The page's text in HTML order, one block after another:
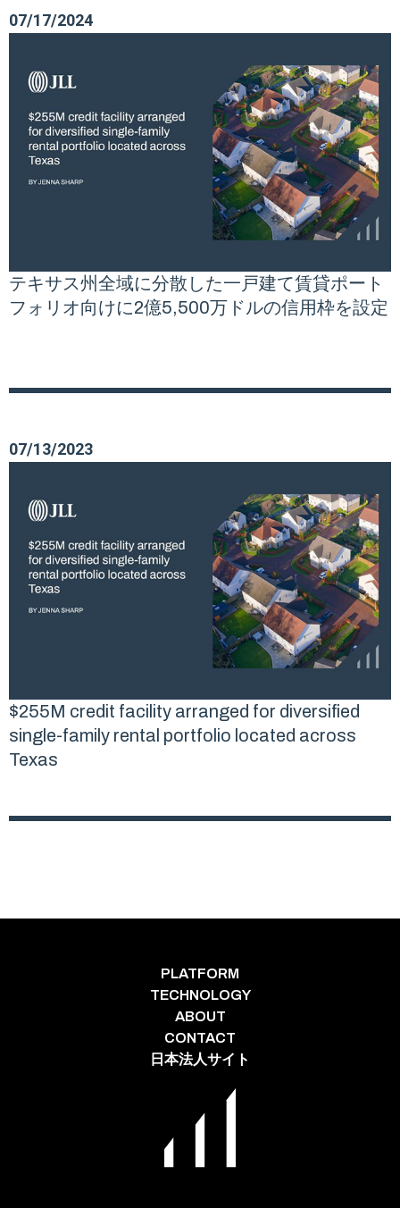
07/17/2024
テキサス州全域に分散した一戸建て賃貸ポート
フォリオ向けに2億5,500万ドルの信用枠を設定
07/13/2023
$255M credit facility arranged for diversified
single-family rental portfolio located across
Texas
PLATFORM
TECHNOLOGY
ABOUT
CONTACT
日本法人サイト